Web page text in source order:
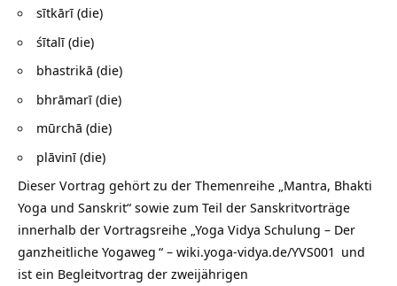
sītkārī (die)
śītalī (die)
bhastrikā (die)
bhrāmarī (die)
mūrchā (die)
plāvinī (die)
Dieser Vortrag gehört zu der Themenreihe „Mantra, Bhakti
Yoga und Sanskrit“ sowie zum Teil der Sanskritvorträge
innerhalb der Vortragsreihe „Yoga Vidya Schulung – Der
ganzheitliche Yogaweg “ – wiki.yoga-vidya.de/YVS001 und
ist ein Begleitvortrag der zweijährigen